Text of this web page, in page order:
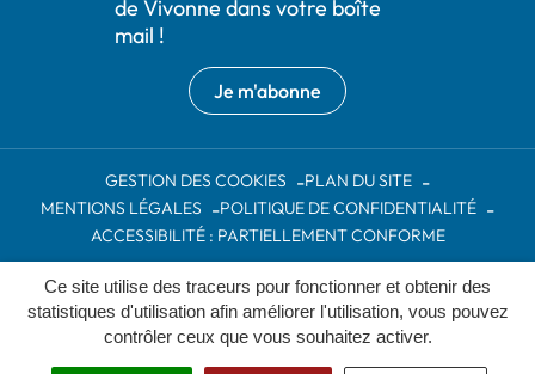
Ce site utilise des traceurs pour fonctionner et obtenir des
statistiques d'utilisation afin améliorer l'utilisation, vous pouvez
contrôler ceux que vous souhaitez activer.
de Vivonne dans votre boîte
mail !
Je m'abonne
GESTION DES COOKIES
PLAN DU SITE
MENTIONS LÉGALES
POLITIQUE DE CONFIDENTIALITÉ
ACCESSIBILITÉ : PARTIELLEMENT CONFORME
Site réalisé parInovagora (ouverture dans un